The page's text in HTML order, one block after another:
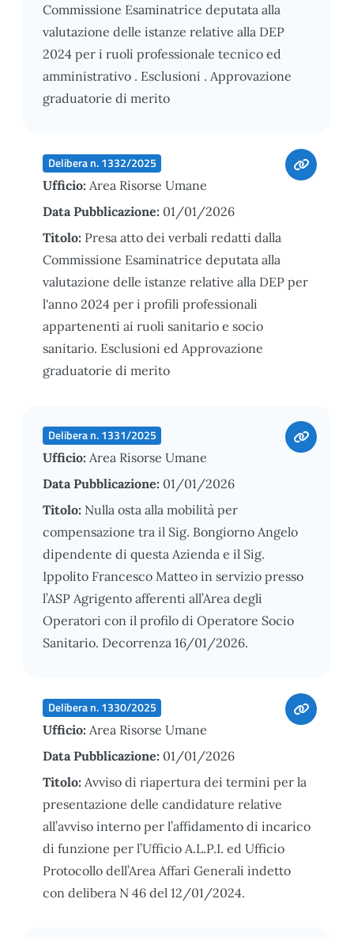
Commissione Esaminatrice deputata alla
valutazione delle istanze relative alla DEP
2024 per i ruoli professionale tecnico ed
amministrativo . Esclusioni . Approvazione
graduatorie di merito
Delibera n. 1332/2025
Ufficio: Area Risorse Umane
Data Pubblicazione: 01/01/2026
Titolo: Presa atto dei verbali redatti dalla
Commissione Esaminatrice deputata alla
valutazione delle istanze relative alla DEP per
l'anno 2024 per i profili professionali
appartenenti ai ruoli sanitario e socio
sanitario. Esclusioni ed Approvazione
graduatorie di merito
Delibera n. 1331/2025
Ufficio: Area Risorse Umane
Data Pubblicazione: 01/01/2026
Titolo: Nulla osta alla mobilità per
compensazione tra il Sig. Bongiorno Angelo
dipendente di questa Azienda e il Sig.
Ippolito Francesco Matteo in servizio presso
l’ASP Agrigento afferenti all’Area degli
Operatori con il profilo di Operatore Socio
Sanitario. Decorrenza 16/01/2026.
Delibera n. 1330/2025
Ufficio: Area Risorse Umane
Data Pubblicazione: 01/01/2026
Titolo: Avviso di riapertura dei termini per la
presentazione delle candidature relative
all’avviso interno per l’affidamento di incarico
di funzione per l’Ufficio A.L.P.I. ed Ufficio
Protocollo dell’Area Affari Generali indetto
con delibera N 46 del 12/01/2024.